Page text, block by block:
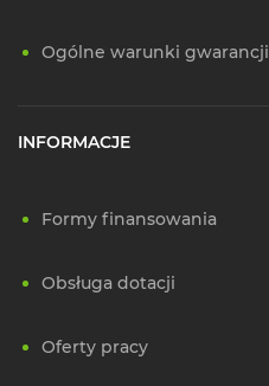
Ogólne warunki gwarancji
INFORMACJE
Formy finansowania
Obsługa dotacji
Oferty pracy